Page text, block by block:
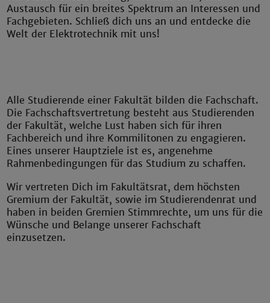
Austausch für ein breites Spektrum an Interessen und
Fachgebieten. Schließ dich uns an und entdecke die
Welt der Elektrotechnik mit uns!
Alle Studierende einer Fakultät bilden die Fachschaft.
Die Fachschaftsvertretung besteht aus Studierenden
der Fakultät, welche Lust haben sich für ihren
Fachbereich und ihre Kommilitonen zu engagieren.
Eines unserer Hauptziele ist es, angenehme
Rahmenbedingungen für das Studium zu schaffen.
Wir vertreten Dich im Fakultätsrat, dem höchsten
Gremium der Fakultät, sowie im Studierendenrat und
haben in beiden Gremien Stimmrechte, um uns für die
Wünsche und Belange unserer Fachschaft
einzusetzen.